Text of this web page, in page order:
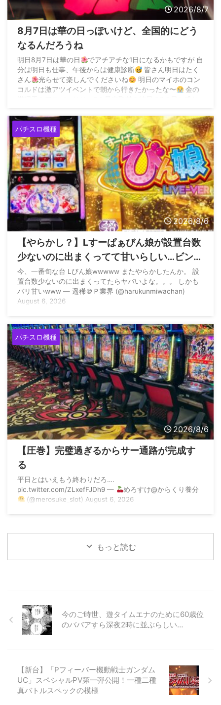
2026/8/7
8月7日は華の日っぽいけど、全国的にどう
なるんだろうね
明日8月7日は華の日
でアチアチな1日になるかもですが 自
分は明日も仕事、午後からは健康診断
皆さん明日はたく
さん
光らせて楽しんでくださいね
明日のマイホのコン
コルドは激アツイベントで朝から行きたかったな〜
金の
パチスロ機種
2026/8/6
【やらかし？】Lすーぱぁびん娘が設置台数
少ないのに出まくってて甘いらしい…ビンゴ
ネオ騒動再びか？
今、一番旬な台 Lびん娘wwwww またやらかしたんか。 設
置台数少ないのに出まくってたらヤバいよな。。。 しかも
バリ甘いwww — 遥稀＠Ｐ業界 (@harukunmiwachan)
August 6, 2026
パチスロ機種
2026/8/6
【圧巻】完璧過ぎるからサー通路が完成す
る
平日とはいえもう終わりだろ….
pic.twitter.com/ZLxefFJDh9 —
めろすけ@からくり養分
(@merosuke_slot) August 6, 2026
もっと読む
今のご時世、遊タイムエナのために60歳位
のババアすら深夜2時に並ぶらしい…
【新台】「Pフィーバー機動戦士ガンダム
UC」スペシャルPV第一弾公開！一種二種
真バトルスペックの模様